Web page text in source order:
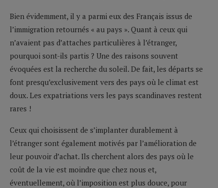
Bien évidemment, il y a parmi eux des Français issus de
l’immigration retournés « au pays ». Quant à ceux qui
n’avaient pas d’attaches particulières à l’étranger,
pourquoi sont-ils partis ? Une des raisons souvent
évoquées est la recherche du soleil. De fait, les départs se
font presqu’exclusivement vers des pays où le climat est
doux. Les expatriations vers les pays scandinaves restent
rares !
Ceux qui choisissent de s’implanter durablement à
l’étranger sont également motivés par l’amélioration de
leur pouvoir d’achat. Ils cherchent alors des pays où le
coût de la vie est moindre que chez nous et,
éventuellement, où l’imposition est plus douce, pour